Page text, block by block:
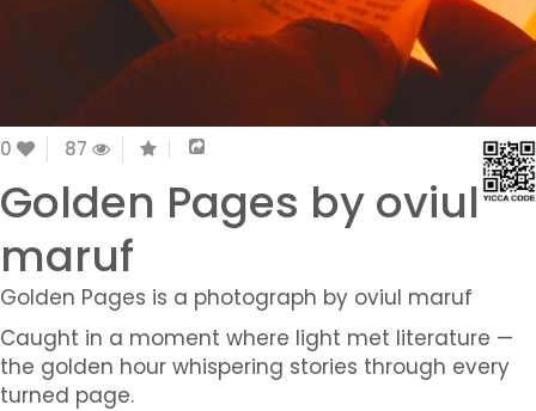
0 87
Golden Pages by oviul
maruf
Golden Pages is a photograph by oviul maruf
Caught in a moment where light met literature —
the golden hour whispering stories through every
turned page.